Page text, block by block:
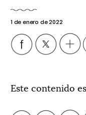
1 de enero de 2022
Este contenido